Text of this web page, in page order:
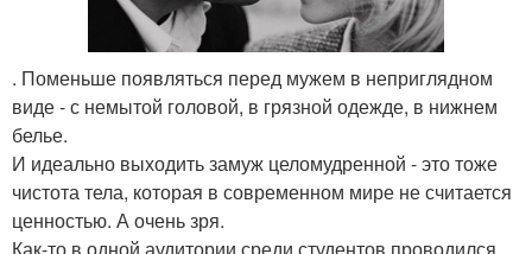
. Поменьше появляться перед мужем в неприглядном
виде - с немытой головой, в грязной одежде, в нижнем
белье.
И идеально выходить замуж целомудренной - это тоже
чистота тела, которая в современном мире не считается
ценностью. А очень зря.